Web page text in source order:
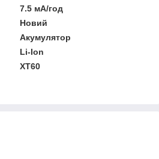
7.5 мА/год
Новий
Акумулятор
Li-Ion
XT60